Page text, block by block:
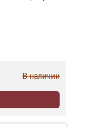
В наличии